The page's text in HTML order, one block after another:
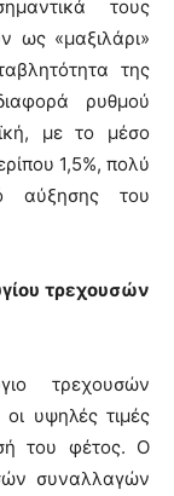
τους
ως «μαξιλάρι»
της
ρυθμού
με το μέσο
1,5%, πολύ
αύξησης του
τρεχουσών
τρεχουσών
υψηλές τιμές
του φέτος. Ο
συναλλαγών